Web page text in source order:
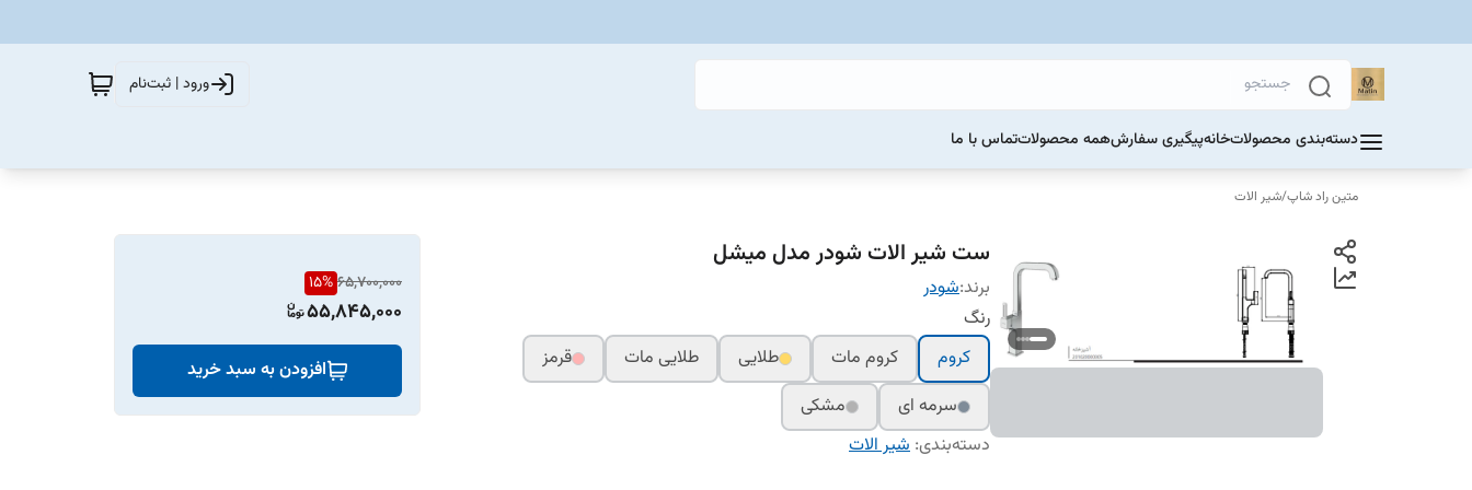
ورود | ثبت‌نام
دسته‌بندی محصولاتخانهپیگیری سفارشهمه محصولاتتماس با ما
متین راد شاپ/شیر الات
ست شیر الات شودر مدل میشل
برند:شودر
رنگ
کروم
کروم مات طلایی طلایی مات
قرمز
سرمه ای
مشکی
دسته‌بندی: شیر الات
65,700,000
15%
55,845,000
افزودن به سبد خرید